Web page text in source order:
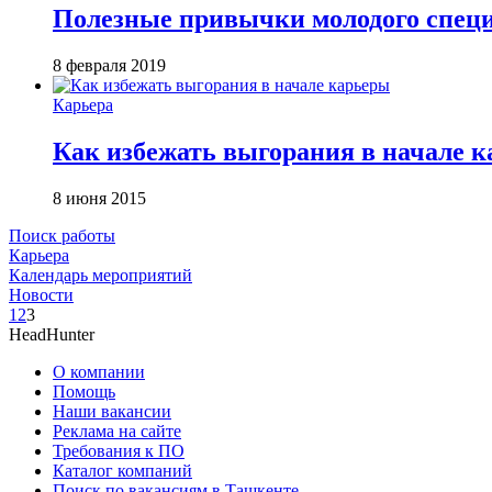
Полезные привычки молодого
8 февраля 2019
Карьера
Как избежать выгорания в начале
8 июня 2015
Поиск работы
Карьера
Календарь мероприятий
Новости
1 23
HeadHunter
О компании
Помощь
Наши вакансии
Реклама на сайте
Требования к ПО
Каталог компаний